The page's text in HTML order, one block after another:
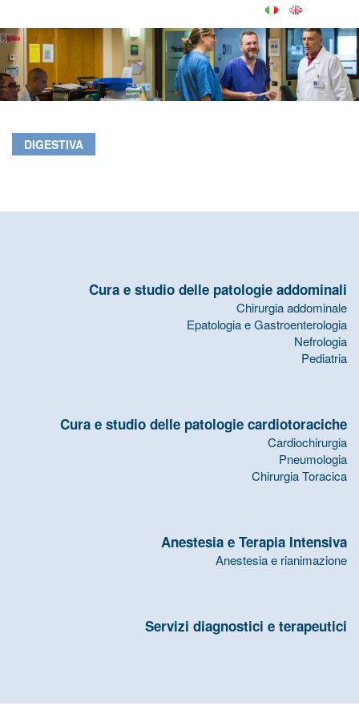
DIGESTIVA
Cura e studio delle patologie addominali
Chirurgia addominale
Epatologia e Gastroenterologia
Nefrologia
Pediatria
Cura e studio delle patologie cardiotoraciche
Cardiochirurgia
Pneumologia
Chirurgia Toracica
Anestesia e Terapia Intensiva
Anestesia e rianimazione
Servizi diagnostici e terapeutici